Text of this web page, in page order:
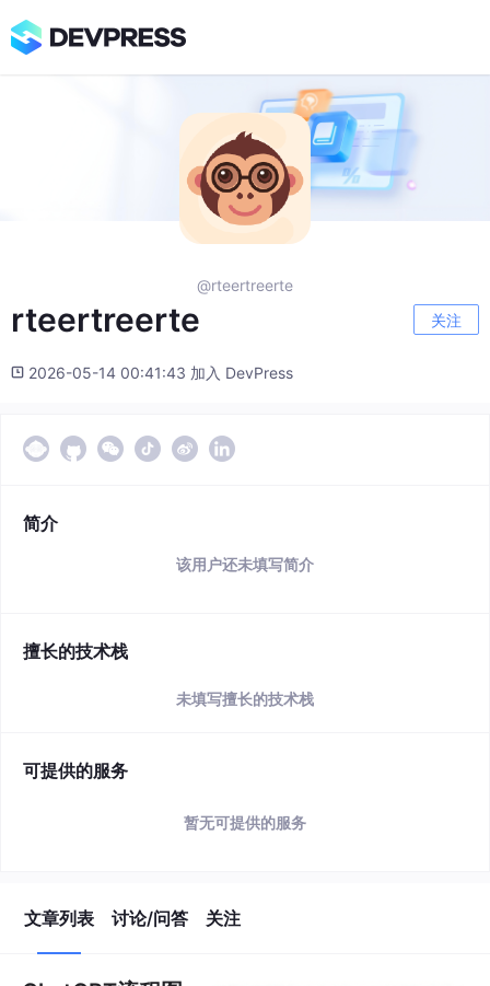
@rteertreerte
rteertreerte 关注
2026-05-14 00:41:43 加入 DevPress
简介
该用户还未填写简介
擅长的技术栈
未填写擅长的技术栈
可提供的服务
暂无可提供的服务
文章列表 讨论/问答 关注